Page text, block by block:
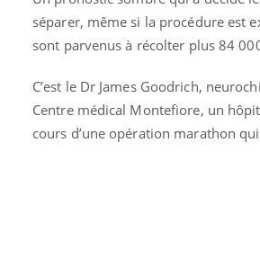
séparer, même si la procédure est
sont parvenus à récolter plus 84
C’est le Dr James Goodrich,
Centre médical Montefiore, un
cours d’une opération marathon